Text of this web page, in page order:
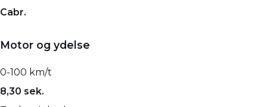
Cabr.
Motor og ydelse
0-100 km/t
8,30 sek.